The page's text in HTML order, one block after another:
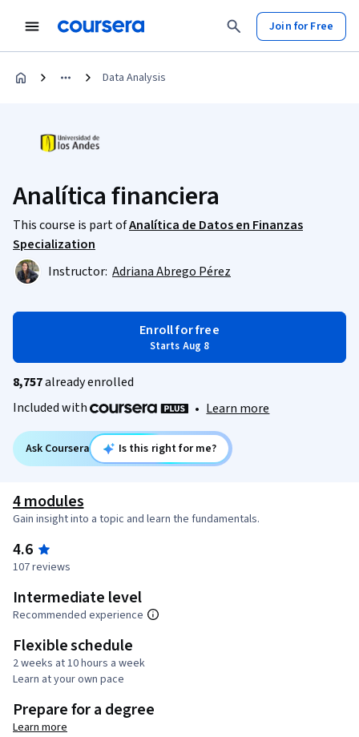
Join for Free
Data Analysis
Analítica financiera​
This course is part ofAnalítica de Datos en Finanzas​
Specialization
Instructor: Adriana Abrego Pérez
Enroll for free
Starts Aug 8
8,757already enrolled
Included with
• Learn more
Ask Coursera Is this right for me?
4 modules
Gain insight into a topic and learn the fundamentals.
4.6
107 reviews
Intermediate level
Recommended experience
Flexible schedule
2 weeks at 10 hours a week
Learn at your own pace
Prepare for a degree
Learn more